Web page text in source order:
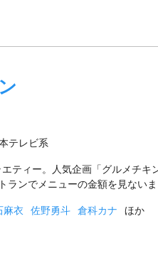
テレビ系
ティー。人気企画「グルメチキ
ランでメニューの金額を見ない
麻衣 佐野勇斗 倉科カナ ほか